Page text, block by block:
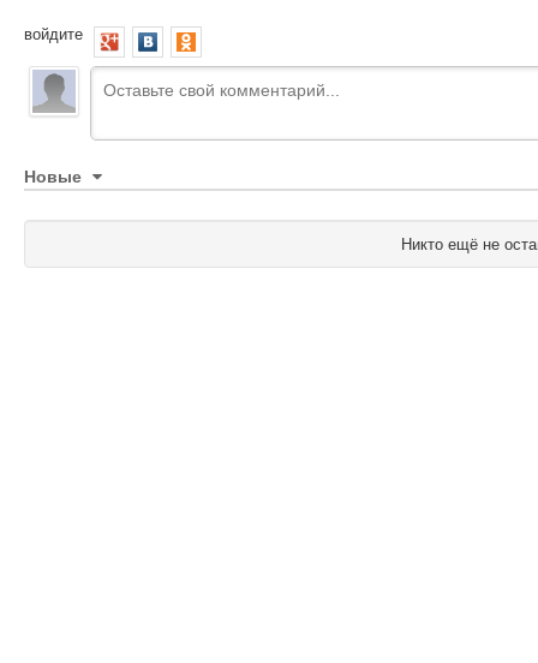
войдите
Новые
Никто ещё не